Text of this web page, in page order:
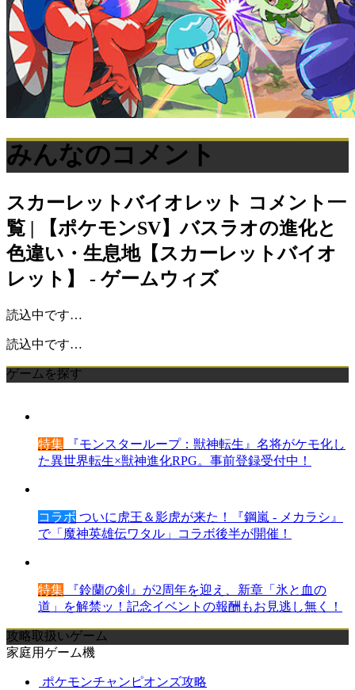
みんなのコメント
スカーレットバイオレット コメント一
覧 | 【ポケモンSV】バスラオの進化と
色違い・生息地【スカーレットバイオ
レット】 - ゲームウィズ
読込中です…
読込中です…
ゲームを探す
特集 『モンスターループ：獣神転生』名将がケモ化し
た異世界転生×獣神進化RPG。事前登録受付中！
コラボ ついに虎王＆影虎が来た！『鋼嵐 - メカラシ』
で「魔神英雄伝ワタル」コラボ後半が開催！
特集 『鈴蘭の剣』が2周年を迎え、新章「氷と血の
道」を解禁ッ！記念イベントの報酬もお見逃し無く！
攻略取扱いゲーム
家庭用ゲーム機
ポケモンチャンピオンズ攻略